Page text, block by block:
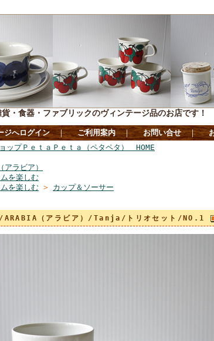
・食器・ファブリックのヴィンテージ品のお店です！
ジへログイン ｜ ご利用案内 ｜ お問い合せ ｜
ップＰｅｔａＰｅｔａ（ペタペタ） HOME
アラビア）
を楽しむ
を楽しむ > カップ＆ソーサー
/ARABIA（アラビア）/Tanja/トリオセット/NO.1